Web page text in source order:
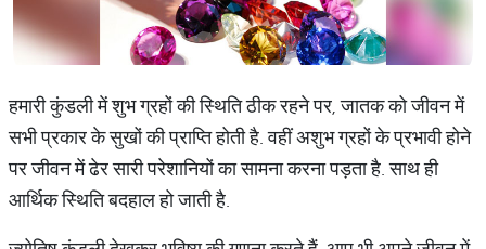
हमारी कुंडली में शुभ ग्रहों की स्थिति ठीक रहने पर, जातक को जीवन में
सभी प्रकार के सुखों की प्राप्ति होती है. वहीं अशुभ ग्रहों के प्रभावी होने
पर जीवन में ढेर सारी परेशानियों का सामना करना पड़ता है. साथ ही
आर्थिक स्थिति बदहाल हो जाती है.